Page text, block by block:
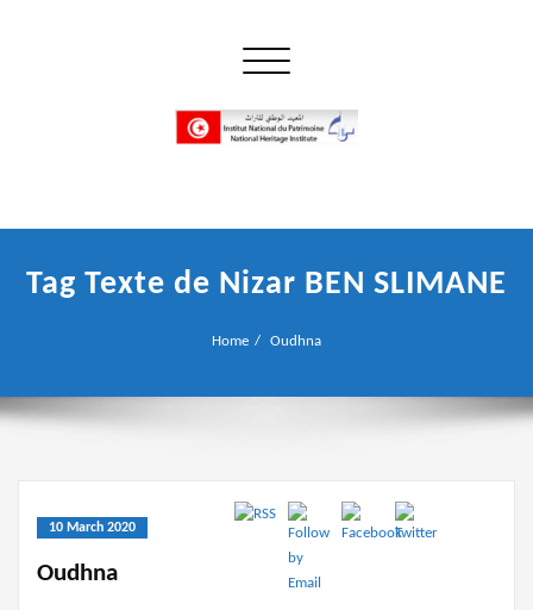
Toggle navigation
Tag Texte de Nizar BEN SLIMANE
Home Oudhna
10 March 2020
Oudhna